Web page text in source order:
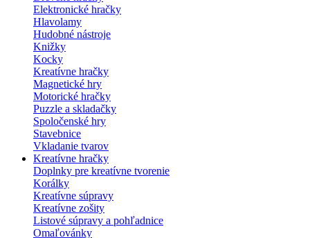
Elektronické hračky
Hlavolamy
Hudobné nástroje
Knižky
Kocky
Kreatívne hračky
Magnetické hry
Motorické hračky
Puzzle a skladačky
Spoločenské hry
Stavebnice
Vkladanie tvarov
Kreatívne hračky
Doplnky pre kreatívne tvorenie
Korálky
Kreatívne súpravy
Kreatívne zošity
Listové súpravy a pohľadnice
Omaľovánky